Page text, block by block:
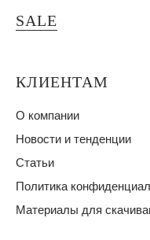
SALE
КЛИЕНТАМ
О компании
Новости и тенденции
Статьи
Политика
Материалы для